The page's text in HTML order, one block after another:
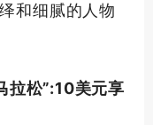
和细腻的人物
松”:10美元享